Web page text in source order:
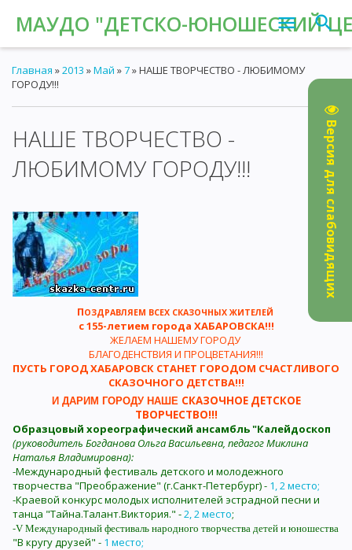
Версия для слабовидящих
МАУДО "ДЕТСКО-ЮНОШЕСКИЙ
Главная »2013 »Май »7» НАШЕ ТВОРЧЕСТВО - ЛЮБИМОМУ
ГОРОДУ!!!
08:11
НАШЕ ТВОРЧЕСТВО -
ЛЮБИМОМУ ГОРОДУ!!!
ПОЗДРАВЛЯЕМ ВСЕХ СКАЗОЧНЫХ ЖИТЕЛЕЙ
с 155-летием города ХАБАРОВСКА!!!
ЖЕЛАЕМ НАШЕМУ ГОРОДУ
БЛАГОДЕНСТВИЯ И ПРОЦВЕТАНИЯ!!!
ПУСТЬ ГОРОД ХАБАРОВСК СТАНЕТ ГОРОДОМ СЧАСТЛИВОГО
СКАЗОЧНОГО ДЕТСТВА!!!
И ДАРИМ ГОРОДУ НАШЕ СКАЗОЧНОЕ ДЕТСКОЕ
ТВОРЧЕСТВО!!!
Образцовый хореографический ансамбль "Калейдоскоп
(руководитель Богданова Ольга Васильевна, педагог Миклина
Наталья Владимировна):
-Международный фестиваль детского и молодежного
творчества "Преображение" (г.Санкт-Петербург) - 1, 2 место;
-Краевой конкурс молодых исполнителей эстрадной песни и
танца "Тайна.Талант.Виктория." -2, 2 место;
-V Международный фестиваль народного творчества детей и юношества
"В кругу друзей" - 1 место;